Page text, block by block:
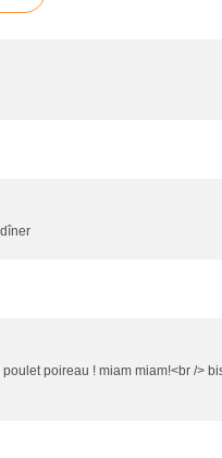
poireau ! miam miam!<br />